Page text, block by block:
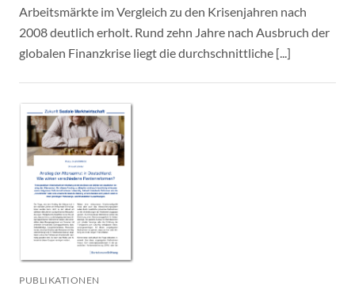
Arbeitsmärkte im Vergleich zu den Krisenjahren nach
2008 deutlich erholt. Rund zehn Jahre nach Ausbruch der
globalen Finanzkrise liegt die durchschnittliche [...]
PUBLIKATIONEN